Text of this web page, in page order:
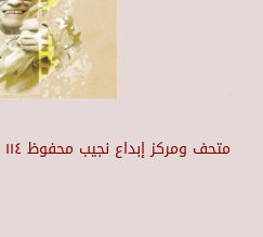
متحف ومركز إبداع نجيب محفوظ ١١٤ عاماً على ميلاد صاحب الثلاثية